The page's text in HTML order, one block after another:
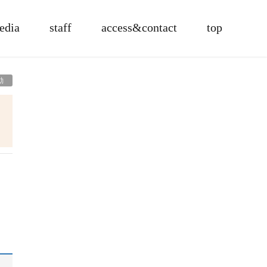
staff access&contact top